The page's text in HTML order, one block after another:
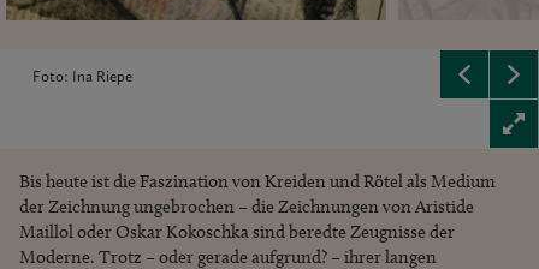
Foto: Ina Riepe
Bis heute ist die Faszination von Kreiden und Rötel als Medium
der Zeichnung ungebrochen – die Zeichnungen von Aristide
Maillol oder Oskar Kokoschka sind beredte Zeugnisse der
Moderne. Trotz – oder gerade aufgrund? – ihrer langen